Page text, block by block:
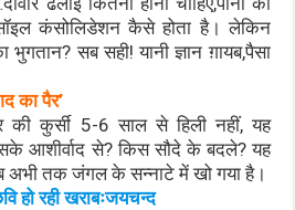
कंसोलिडेशन कैसे होता है। लेकिन
सब सही! यानी ज्ञान ग़ायब,पैसा
का पैर’
की कुर्सी 5-6 साल से हिली नहीं, यह
आशीर्वाद से? किस सौदे के बदले? यह
अभी तक जंगल के सन्नाटे में खो गया है।
हो रही खराबःजयचन्द